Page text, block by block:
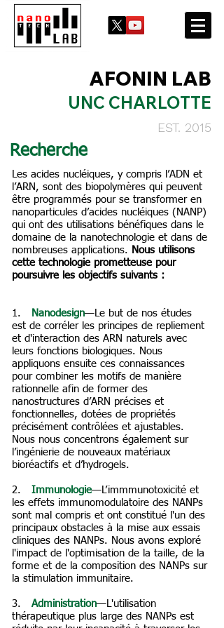
AFONIN LAB
UNC CHARLOTTE
EST. 2015
Recherche
Les acides nucléiques, y compris l’ADN et
l’ARN, sont des biopolymères qui peuvent
être programmés pour se transformer en
nanoparticules d’acides nucléiques (NANP)
qui ont des utilisations bénéfiques dans le
domaine de la nanotechnologie et dans de
nombreuses applications. Nous utilisons
cette technologie prometteuse pour
poursuivre les objectifs suivants :
1. ​ Nanodesign—Le but de nos études
est de corréler les principes de repliement
et d'interaction des ARN naturels avec
leurs fonctions biologiques. Nous
appliquons ensuite ces connaissances
pour combiner les motifs de manière
rationnelle afin de former des
nanostructures d’ARN précises et
fonctionnelles, dotées de propriétés
précisément contrôlées et ajustables.
Nous nous concentrons également sur
l’ingénierie de nouveaux matériaux
bioréactifs et d’hydrogels. ​
2. ​ Immunologie—L’immmunotoxicité et
les effets immunomodulatoire des NANPs
sont mal compris et ont constitué l'un des
principaux obstacles à la mise aux essais
cliniques des NANPs. Nous avons exploré
l'impact de l'optimisation de la taille, de la
forme et de la composition des NANPs sur
la stimulation immunitaire. ​
3. ​ Administration—L'utilisation
thérapeutique plus large des NANPs est